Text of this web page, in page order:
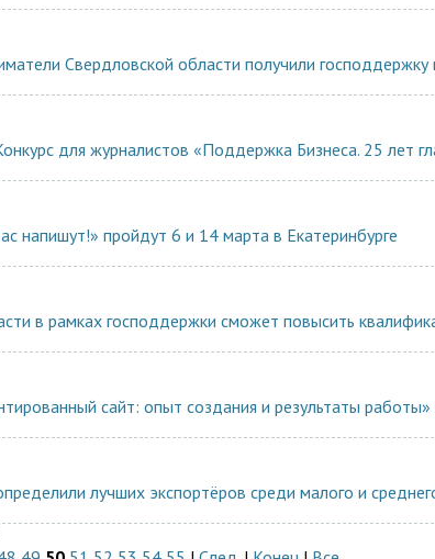
Свердловской области получили
для журналистов «Поддержка Бизнеса. 25 лет
напишут!» пройдут 6 и 14 марта в Екатеринбурге
в рамках господдержки сможет повысить
сайт: опыт создания и результаты
лучших экспортёров среди малого и